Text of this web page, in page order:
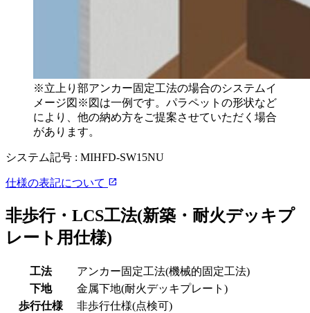
※立上り部アンカー固定工法の場合のシステムイ
メージ図※図は一例です。パラペットの形状など
により、他の納め方をご提案させていただく場合
があります。
システム記号 : MIHFD-SW15NU
仕様の表記について open_in_new
非歩行・LCS工法(新築・耐火デッキプ
レート用仕様)
工法
アンカー固定工法(機械的固定工法)
下地
金属下地(耐火デッキプレート)
歩行仕様
非歩行仕様(点検可)